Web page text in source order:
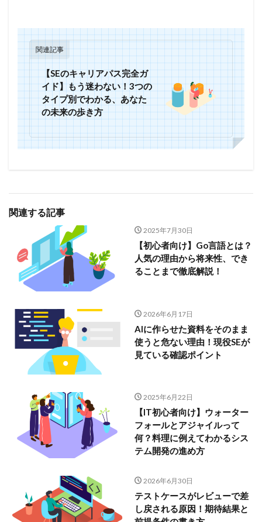
関連記事
【SEのキャリアパス完全ガ
イド】もう迷わない！3つの
タイプ別でわかる、あなた
の未来の歩き方
関連する記事
2025年7月30日
【初心者向け】Go言語とは？
人気の理由から将来性、でき
ることまで徹底解説！
2026年6月17日
AIに作らせた資料をそのまま
使うと危ない理由！現役SEが
見ている確認ポイント
2025年6月22日
【IT初心者向け】ウォーター
フォールとアジャイルって
何？料理に例えてわかるシス
テム開発の進め方
2026年6月30日
テストケースがレビューで差
し戻される原因！期待結果と